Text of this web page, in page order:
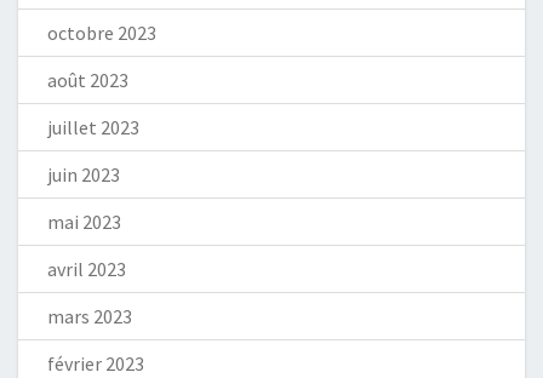
octobre 2023
août 2023
juillet 2023
juin 2023
mai 2023
avril 2023
mars 2023
février 2023